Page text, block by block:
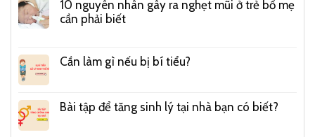
10 nguyên nhân gây ra nghẹt mũi ở trẻ bố mẹ
cần phải biết
Cần làm gì nếu bị bí tiểu?
Bài tập để tăng sinh lý tại nhà bạn có biết?